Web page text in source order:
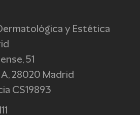
y Estética
51
28020 Madrid
CS19893